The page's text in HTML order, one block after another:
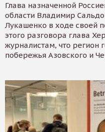
Глава назначенной
области Владимир
Лукашенко в ходе своей
этого разговора глава
журналистам, что регион
побережья Азовского и